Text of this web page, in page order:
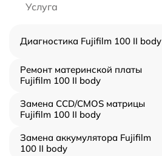
Услуга
Диагностика Fujifilm 100 II body
Ремонт материнской платы
Fujifilm 100 II body
Замена CCD/CMOS матрицы
Fujifilm 100 II body
Замена аккумулятора Fujifilm
100 II body